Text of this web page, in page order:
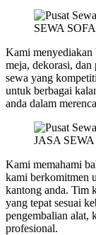
SEWA
Kami menyediakan
meja, dekorasi, dan
sewa yang
untuk berbagai
anda dalam
JASA
Kami memahami
kami berkomitmen
kantong anda. Tim
yang tepat sesuai
pengembalian alat,
profesional.